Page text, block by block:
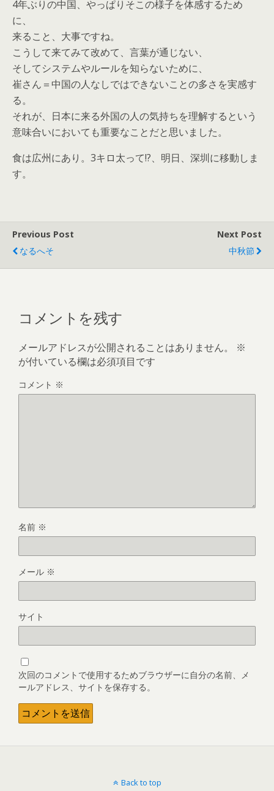
4年ぶりの中国、やっぱりそこの様子を体感するため
に、
来ること、大事ですね。
こうして来てみて改めて、言葉が通じない、
そしてシステムやルールを知らないために、
崔さん＝中国の人なしではできないことの多さを実感す
る。
それが、日本に来る外国の人の気持ちを理解するという
意味合いにおいても重要なことだと思いました。
食は広州にあり。3キロ太って!?、明日、深圳に移動しま
す。
Previous Post
なるへそ
Next Post
中秋節
コメントを残す
メールアドレスが公開されることはありません。
※
が付いている欄は必須項目です
コメント ※
名前 ※
メール ※
サイト
次回のコメントで使用するためブラウザーに自分の名前、メ
ールアドレス、サイトを保存する。
Back to top